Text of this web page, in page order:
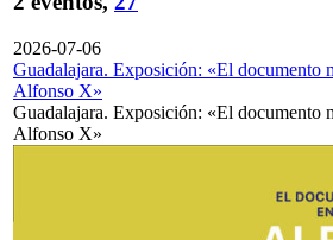
2026-07-06
Guadalajara. Exposición: «El documento
Alfonso X»
Guadalajara. Exposición: «El documento
Alfonso X»